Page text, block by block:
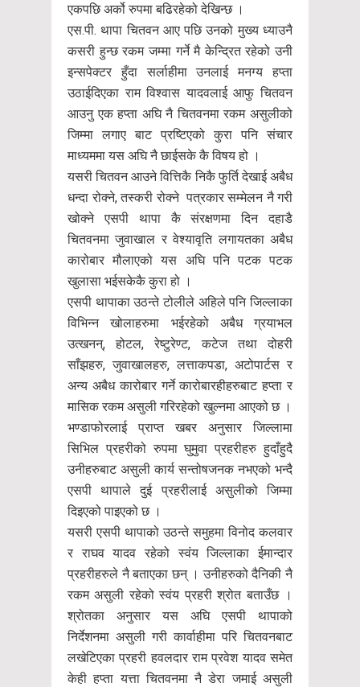
एकपछि अर्को रुपमा बढिरहेको देखिन्छ ।
एस.पी. थापा चितवन आए पछि उनको मुख्य ध्याउनै
कसरी हुन्छ रकम जम्मा गर्ने मै केन्द्रित रहेको उनी
इन्सपेक्टर हुँदा सर्लाहीमा उनलाई मनग्य हप्ता
उठाईदिएका राम विश्वास यादवलाई आफु चितवन
आउनु एक हप्ता अघि नै चितवनमा रकम असुलीको
जिम्मा लगाए बाट प्रष्टिएको कुरा पनि संचार
माध्यममा यस अघि नै छाईसके कै विषय हो ।
यसरी चितवन आउने वित्तिकै निकै फुर्ति देखाई अबैध
धन्दा रोक्ने, तस्करी रोक्ने पत्रकार सम्मेलन नै गरी
खोक्ने एसपी थापा कै संरक्षणमा दिन दहाडै
चितवनमा जुवाखाल र वेश्यावृति लगायतका अबैध
कारोबार मौलाएको यस अघि पनि पटक पटक
खुलासा भईसकेकै कुरा हो ।
एसपी थापाका उठन्ते टोलीले अहिले पनि जिल्लाका
विभिन्न खोलाहरुमा भईरहेको अबैध ग्रयाभल
उत्खनन्, होटल, रेष्टुरेण्ट, कटेज तथा दोहरी
साँझहरु, जुवाखालहरु, लत्ताकपडा, अटोपार्टस र
अन्य अबैध कारोबार गर्ने कारोबारहीहरुबाट हप्ता र
मासिक रकम असुली गरिरहेको खुल्नमा आएको छ ।
भण्डाफोरलाई प्राप्त खबर अनुसार जिल्लामा
सिभिल प्रहरीको रुपमा घुमुवा प्रहरीहरु हुदाँहुदै
उनीहरुबाट असुली कार्य सन्तोषजनक नभएको भन्दै
एसपी थापाले दुई प्रहरीलाई असुलीको जिम्मा
दिइएको पाइएको छ ।
यसरी एसपी थापाको उठन्ते समुहमा विनोद कलवार
र राघव यादव रहेको स्वंय जिल्लाका ईमान्दार
प्रहरीहरुले नै बताएका छन् । उनीहरुको दैनिकी नै
रकम असुली रहेको स्वंय प्रहरी श्रोत बताउँछ ।
श्रोतका अनुसार यस अघि एसपी थापाको
निर्देशनमा असुली गरी कार्वाहीमा परि चितवनबाट
लखेटिएका प्रहरी हवलदार राम प्रवेश यादव समेत
केही हप्ता यत्ता चितवनमा नै डेरा जमाई असुली